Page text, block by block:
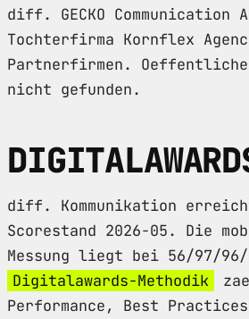
diff. GECKO Communication
Tochterfirma Kornflex
Partnerfirmen. Oeffentliche
nicht gefunden.
diff. Kommunikation
Scorestand 2026-05. Die
Messung liegt bei 56/97/
Digitalawards-Methodik
Performance, Best